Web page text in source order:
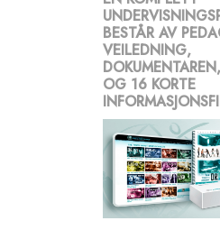
BESTÅR AV
VEILEDNING,
OG 16 KORTE